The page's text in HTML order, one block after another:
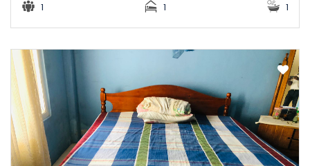
1 1 1